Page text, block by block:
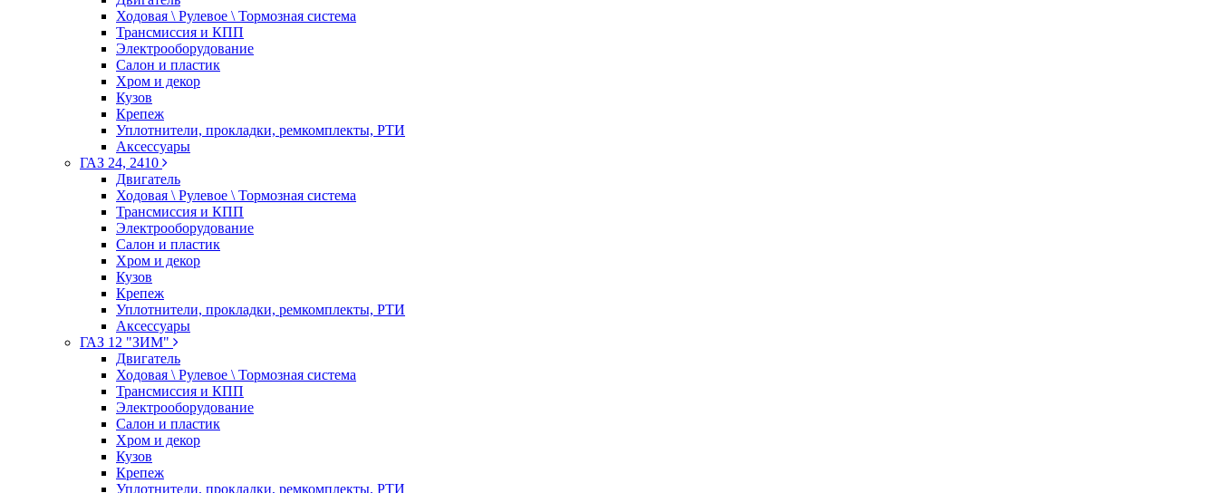
Ходовая \ Рулевое \ Тормозная система
Трансмиссия и КПП
Электрооборудование
Салон и пластик
Хром и декор
Кузов
Крепеж
Уплотнители, прокладки, ремкомплекты, РТИ
Аксессуары
ГАЗ 24, 2410
Двигатель
Ходовая \ Рулевое \ Тормозная система
Трансмиссия и КПП
Электрооборудование
Салон и пластик
Хром и декор
Кузов
Крепеж
Уплотнители, прокладки, ремкомплекты, РТИ
Аксессуары
ГАЗ 12 "ЗИМ"
Двигатель
Ходовая \ Рулевое \ Тормозная система
Трансмиссия и КПП
Электрооборудование
Салон и пластик
Хром и декор
Кузов
Крепеж
Уплотнители, прокладки, ремкомплекты, РТИ